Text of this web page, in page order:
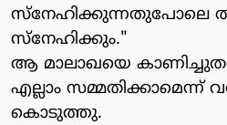
സ്‌നേഹിക്കുന്നതുപോലെ
സ്‌നേഹിക്കും."
ആ മാലാഖയെ
എല്ലാം സമ്മതിക്കാമെന്ന്
കൊടുത്തു.